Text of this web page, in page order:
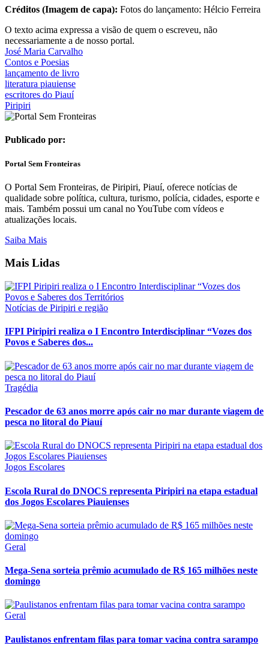
Créditos (Imagem de capa): Fotos do lançamento: Hélcio Ferreira
O texto acima expressa a visão de quem o escreveu, não
necessariamente a de nosso portal.
José Maria Carvalho
Contos e Poesias
lançamento de livro
literatura piauiense
escritores do Piauí
Piripiri
Publicado por:
Portal Sem Fronteiras
O Portal Sem Fronteiras, de Piripiri, Piauí, oferece notícias de
qualidade sobre política, cultura, turismo, polícia, cidades, esporte e
mais. Também possui um canal no YouTube com vídeos e
atualizações locais.
Saiba Mais
Mais Lidas
Notícias de Piripiri e região
IFPI Piripiri realiza o I Encontro Interdisciplinar “Vozes dos
Povos e Saberes dos...
Tragédia
Pescador de 63 anos morre após cair no mar durante viagem de
pesca no litoral do Piauí
Jogos Escolares
Escola Rural do DNOCS representa Piripiri na etapa estadual
dos Jogos Escolares Piauienses
Geral
Mega-Sena sorteia prêmio acumulado de R$ 165 milhões neste
domingo
Geral
Paulistanos enfrentam filas para tomar vacina contra sarampo